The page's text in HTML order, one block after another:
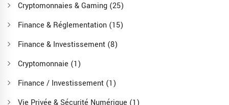
Cryptomonnaies & Gaming (25)
Finance & Réglementation (15)
Finance & Investissement (8)
Cryptomonnaie (1)
Finance / Investissement (1)
Vie Privée & Sécurité Numérique (1)